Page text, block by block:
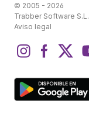
© 2005 - 2026
Trabber Software S.L.
Aviso legal